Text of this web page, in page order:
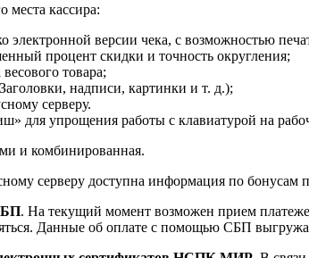
места кассира:
электронной версии чека, с возможностью
процент скидки и точность округления;
товара;
надписи, картинки и т. д.);
серверу.
для упрощения работы с клавиатурой на
и комбинированная.
серверу доступна информация по бонусам
. На текущий момент возможен прием
Данные об оплате с помощью СБП